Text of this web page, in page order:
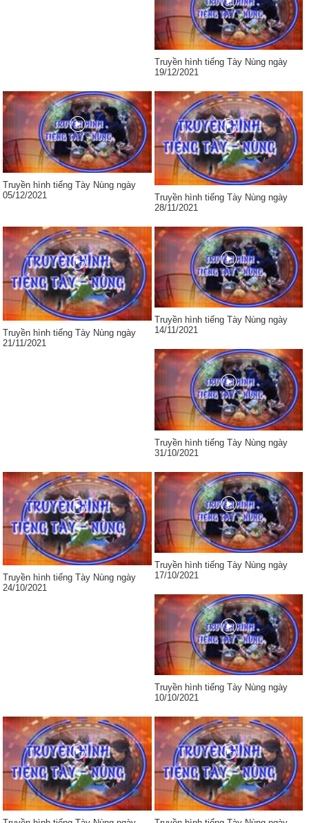
Truyền hình tiếng Tày Nùng ngày
19/12/2021
Truyền hình tiếng Tày Nùng ngày
05/12/2021
Truyền hình tiếng Tày Nùng ngày
28/11/2021
Truyền hình tiếng Tày Nùng ngày
21/11/2021
Truyền hình tiếng Tày Nùng ngày
14/11/2021
Truyền hình tiếng Tày Nùng ngày
31/10/2021
Truyền hình tiếng Tày Nùng ngày
24/10/2021
Truyền hình tiếng Tày Nùng ngày
17/10/2021
Truyền hình tiếng Tày Nùng ngày
10/10/2021